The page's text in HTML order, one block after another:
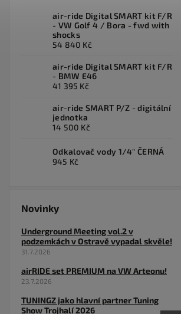
air-ride Digital SMART kit F/R
- VW Golf 4 / Bora - fwd with
shocks
54 840 Kč
air-ride Digital SMART kit F/R
- BMW E46
41 395 Kč
air-ride SMART P/Z - digitální
jednotka
14 500 Kč
Odkalovač vody 1/4" ČERNÁ
945 Kč
Novinky
Underground Meeting vol.2 v
podzemkách v Ostravě vypadal skvěle!
31.7.2026
airRIDE set PREMIUM na VW Arteonu!
23.7.2026
TUNINGZ jako hlavní partner Tuning
Show Trojhalí 2026